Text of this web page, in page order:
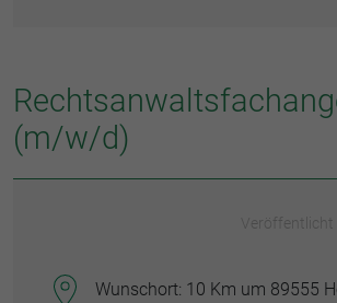
(m/w/d)
Wunschort: 10 Km um 89555